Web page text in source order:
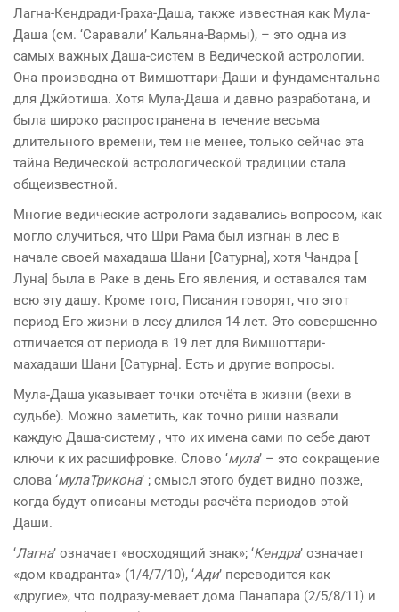
Лагна-Кендради-Граха-Даша, также известная как Мула-
Даша (см. ‘Саравали’ Кальяна-Вармы), – это одна из
самых важных Даша-систем в Ведической астрологии.
Она производна от Вимшоттари-Даши и фундаментальна
для Джйотиша. Хотя Мула-Даша и давно разработана, и
была широко распространена в течение весьма
длительного времени, тем не менее, только сейчас эта
тайна Ведической астрологической традиции стала
общеизвестной.
Многие ведические астрологи задавались вопросом, как
могло случиться, что Шри Рама был изгнан в лес в
начале своей махадаша Шани [Сатурна], хотя Чандра [
Луна] была в Раке в день Его явления, и оставался там
всю эту дашу. Кроме того, Писания говорят, что этот
период Его жизни в лесу длился 14 лет. Это совершенно
отличается от периода в 19 лет для Вимшоттари-
махадаши Шани [Сатурна]. Есть и другие вопросы.
Мула-Даша указывает точки отсчёта в жизни (вехи в
судьбе). Можно заметить, как точно риши назвали
каждую Даша-систему , что их имена сами по себе дают
ключи к их расшифровке. Слово ‘мула’ – это сокращение
слова ‘мулаТрикона’ ; смысл этого будет видно позже,
когда будут описаны методы расчёта периодов этой
Даши.
‘Лагна’ означает «восходящий знак»; ‘Кендра’ означает
«дом квадранта» (1/4/7/10), ‘Ади’ переводится как
«другие», что подразу-мевает дома Панапара (2/5/8/11) и